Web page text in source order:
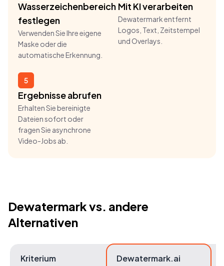
Wasserzeichenbereich
festlegen
Verwenden Sie Ihre eigene
Maske oder die
automatische Erkennung.
Mit KI verarbeiten
Dewatermark entfernt
Logos, Text, Zeitstempel
und Overlays.
5
Ergebnisse abrufen
Erhalten Sie bereinigte
Dateien sofort oder
fragen Sie asynchrone
Video-Jobs ab.
Dewatermark vs. andere
Alternativen
Kriterium Dewatermark.ai